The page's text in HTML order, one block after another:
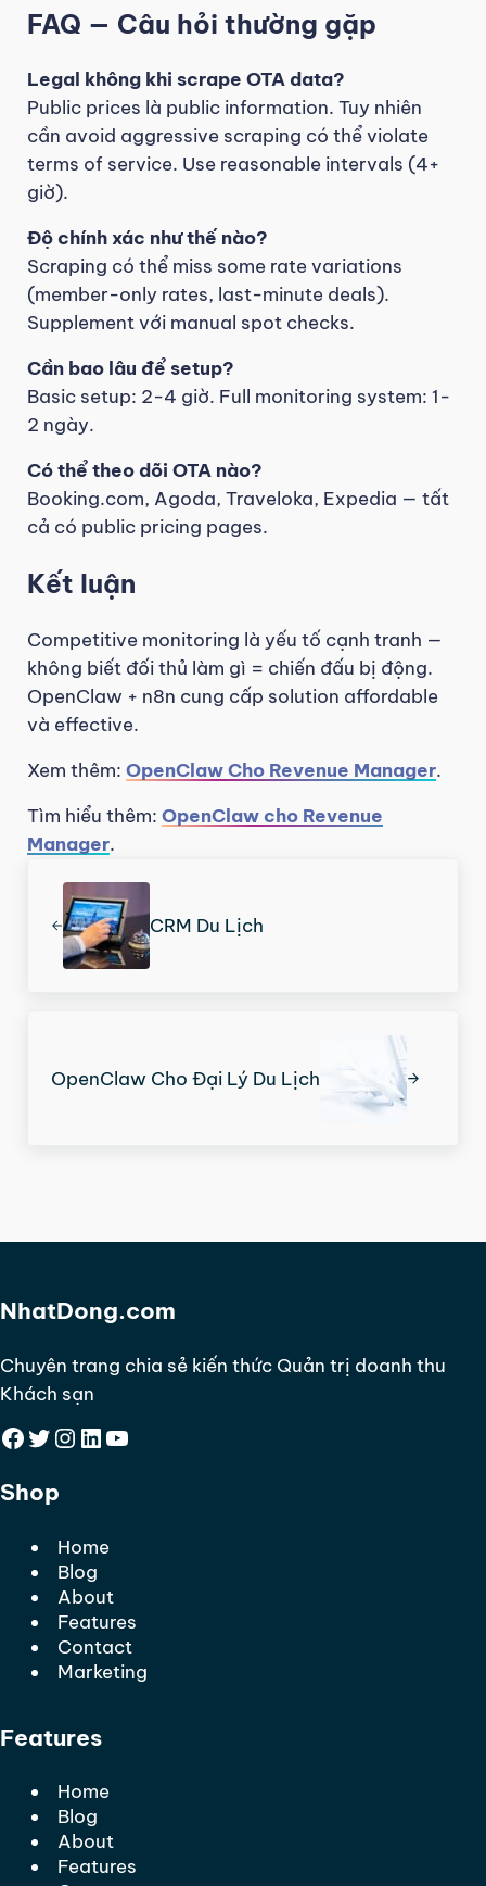
FAQ — Câu hỏi thường gặp
Legal không khi scrape OTA data?
Public prices là public information. Tuy nhiên
cần avoid aggressive scraping có thể violate
terms of service. Use reasonable intervals (4+
giờ).
Độ chính xác như thế nào?
Scraping có thể miss some rate variations
(member-only rates, last-minute deals).
Supplement với manual spot checks.
Cần bao lâu để setup?
Basic setup: 2-4 giờ. Full monitoring system: 1-
2 ngày.
Có thể theo dõi OTA nào?
Booking.com, Agoda, Traveloka, Expedia — tất
cả có public pricing pages.
Kết luận
Competitive monitoring là yếu tố cạnh tranh —
không biết đối thủ làm gì = chiến đấu bị động.
OpenClaw + n8n cung cấp solution affordable
và effective.
Xem thêm: OpenClaw Cho Revenue Manager.
Tìm hiểu thêm: OpenClaw cho Revenue
Manager.
CRM Du Lịch
OpenClaw Cho Đại Lý Du Lịch
NhatDong.com
Chuyên trang chia sẻ kiến thức Quản trị doanh thu
Khách sạn
Facebook
Twitter
Instagram
LinkedIn
YouTube
Shop
Home
Blog
About
Features
Contact
Marketing
Features
Home
Blog
About
Features